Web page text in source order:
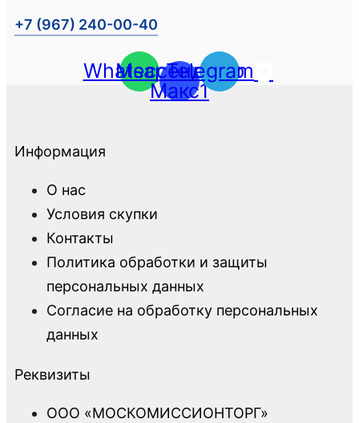
+7 (967) 240-00-40
Whatsapp
Мессенджер
Макс1
Telegram
Информация
О нас
Условия скупки
Контакты
Политика обработки и защиты
персональных данных
Согласие на обработку персональных
данных
Реквизиты
ООО «МОСКОМИССИОНТОРГ»